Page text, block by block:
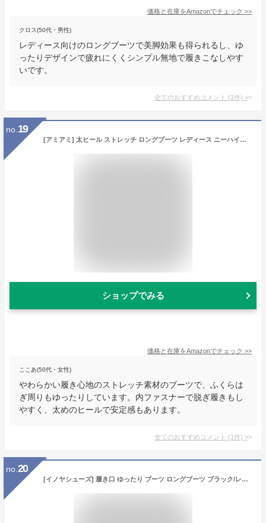
価格と在庫をAmazonでチェック >>
クロス(50代・男性)
レディース向けのロングブーツで美脚効果も得られるし、ゆ
ったりデザインで疲れにくくシンプル無地で履きこなしやす
いです。
全てのおすすめコメント (1件) >
no. 19
[アミアミ] 太ヒール ストレッチ ロングブーツ レディース ニーハイブーツ (ブラック(スムース),24.0cm) MJ4213
ショップでみる
価格と在庫をAmazonでチェック >>
ここあ(50代・女性)
やわらかい履き心地のストレッチ素材のブーツで、ふくらは
ぎ周りもゆったりしています。内ファスナーで脱ぎ履きもし
やすく、太めのヒールで安定感もあります。
全てのおすすめコメント (1件) >
no. 20
[イノヤシューズ] 履き口 ゆったり ブーツ ロングブーツ ブラック/レディース ロングブーツ 大きいサイズ 大きい 26.0cm 筒周り ゆったり ブーツ ふくらはぎ ロングブーツ ゆったり ロング 太め ジョッキーブーツ 黒 レディースブーツ 冬 乗馬ブーツ 演出 秋ブーツ コスプレ